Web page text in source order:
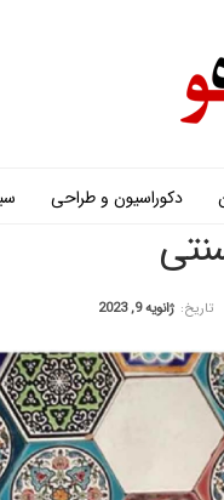
دکوراسیون و طراحی
تاریخ: ژانویه 9, 2023